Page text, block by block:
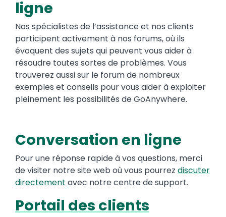
ligne
Nos spécialistes de l’assistance et nos clients
participent activement à nos forums, où ils
évoquent des sujets qui peuvent vous aider à
résoudre toutes sortes de problèmes. Vous
trouverez aussi sur le forum de nombreux
exemples et conseils pour vous aider à exploiter
pleinement les possibilités de GoAnywhere.
Conversation en ligne
Pour une réponse rapide à vos questions, merci
de visiter notre site web où vous pourrez discuter
directement avec notre centre de support.
Portail des clients